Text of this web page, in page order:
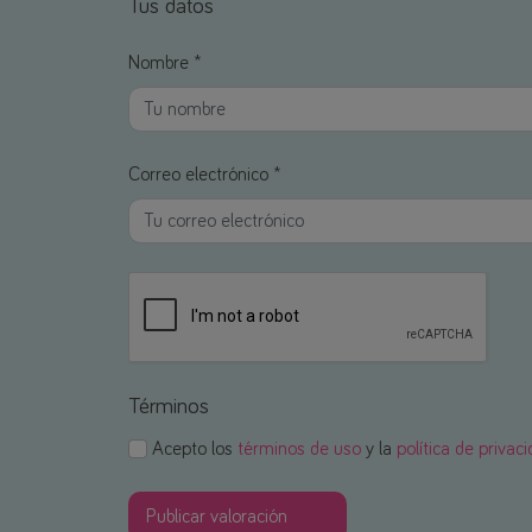
Tus datos
Nombre *
Correo electrónico *
Términos
Acepto los términos de uso y la política de